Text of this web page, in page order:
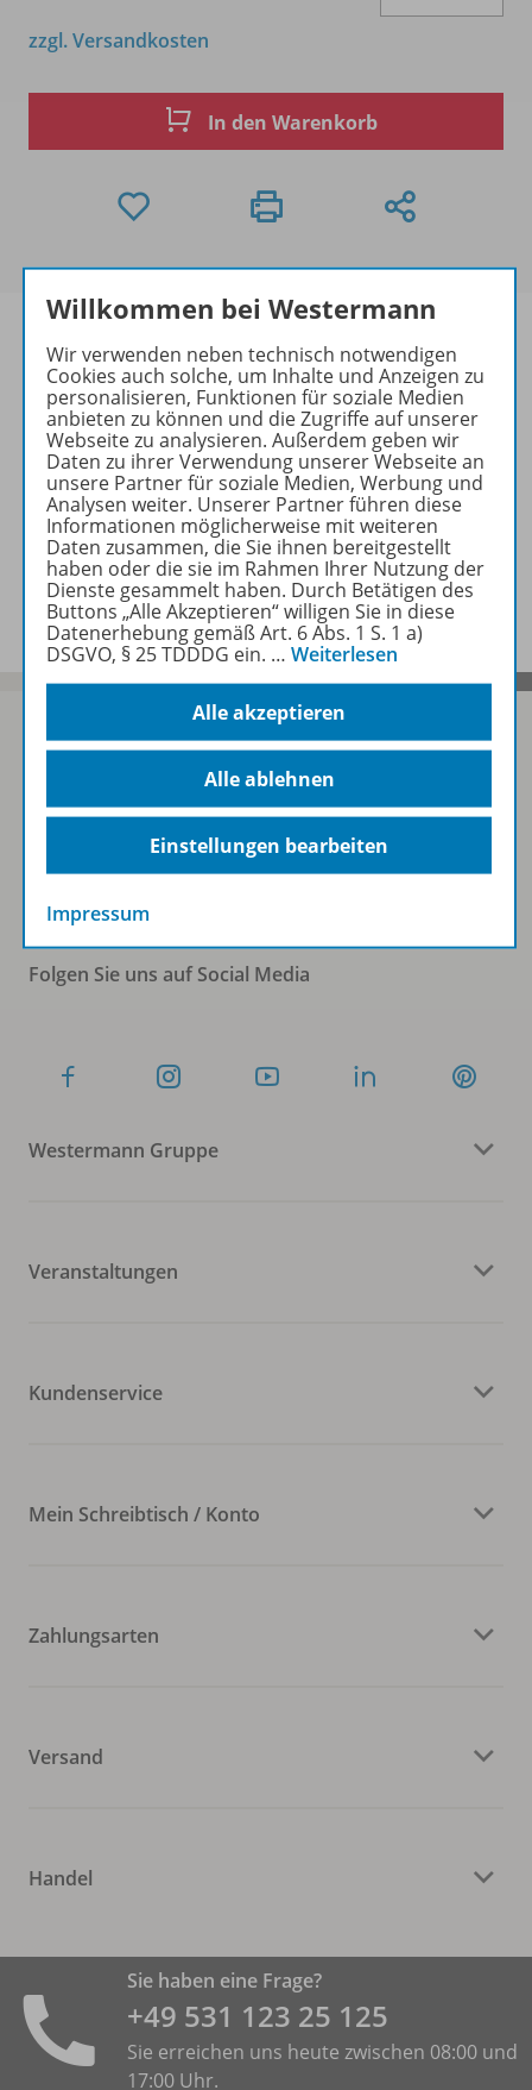
zzgl. Versandkosten
In den Warenkorb
Produktinformationen
Zugehörige Produkte
Benachrichtigungs-Service
Zum Newsletter anmelden
Folgen Sie uns auf Social Media
Westermann Gruppe
Veranstaltungen
Kundenservice
Mein Schreibtisch / Konto
Zahlungsarten
Versand
Handel
Sie haben eine Frage?
+49 531 ­123 25 125
Sie erreichen uns heute zwischen 08:00 und
17:00 Uhr.
Willkommen bei Westermann
Wir verwenden neben technisch notwendigen
Cookies auch solche, um Inhalte und Anzeigen zu
personalisieren, Funktionen für soziale Medien
anbieten zu können und die Zugriffe auf unserer
Webseite zu analysieren. Außerdem geben wir
Daten zu ihrer Verwendung unserer Webseite an
unsere Partner für soziale Medien, Werbung und
Analysen weiter. Unserer Partner führen diese
Informationen möglicherweise mit weiteren
Daten zusammen, die Sie ihnen bereitgestellt
haben oder die sie im Rahmen Ihrer Nutzung der
Dienste gesammelt haben. Durch Betätigen des
Buttons „Alle Akzeptieren“ willigen Sie in diese
Datenerhebung gemäß Art. 6 Abs. 1 S. 1 a)
DSGVO, § 25 TDDDG ein. … Weiterlesen
Alle akzeptieren
Alle ablehnen
Einstellungen bearbeiten
Impressum